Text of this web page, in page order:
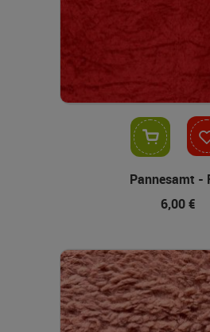
Pannesamt -
6,00 €